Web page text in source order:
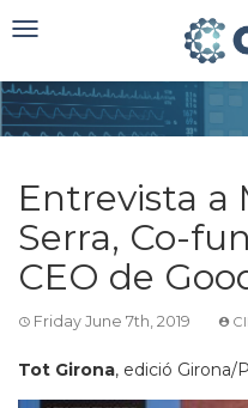
Toggle
Entrevista a
Serra, Co-
CEO de
Friday June 7th, 2019
Tot Girona, edició Girona/